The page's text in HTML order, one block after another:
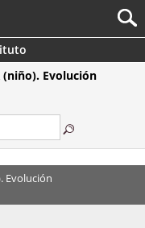
(niño). Evolución
Evolución